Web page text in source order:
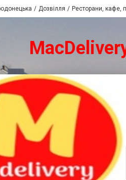
Дозвілля Ресторани, кафе,